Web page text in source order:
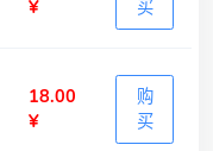
¥
买
18.00
¥
购
买